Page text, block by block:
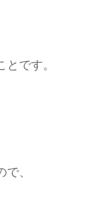
です。
、